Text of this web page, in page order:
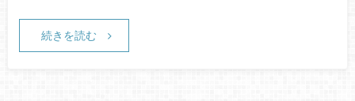
続きを読む